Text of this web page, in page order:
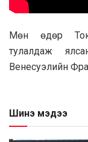
Мөн өдөр
тулалдаж
Венесуэлийн
Шинэ мэдээ